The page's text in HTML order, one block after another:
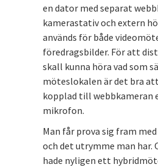
en dator med separat
kamerastativ och extern
används för både
föredragsbilder. För att
skall kunna höra vad som
möteslokalen är det bra
kopplad till webbkameran
mikrofon.
Man får prova sig fram
och det utrymme man har.
hade nyligen ett